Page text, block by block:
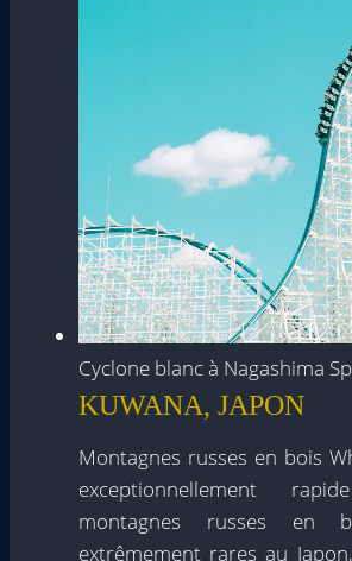
Cyclone blanc à Nagashima
KUWANA, JAPON
Montagnes russes en bois
exceptionnellement
montagnes russes en
extrêmement rares au